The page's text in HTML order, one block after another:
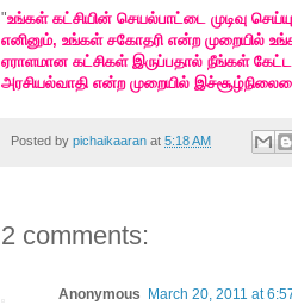
"உங்கள் கட்சியின் செயல்பாட்டை முடிவு
எனினும், உங்கள் சகோதரி என்ற முறையில்
ஏராளமான கட்சிகள் இருப்பதால் நீங்கள்
அரசியல்வாதி என்ற முறையில்
Posted by pichaikaaran at 5:18 AM
2 comments:
Anonymous
March 20, 2011 at